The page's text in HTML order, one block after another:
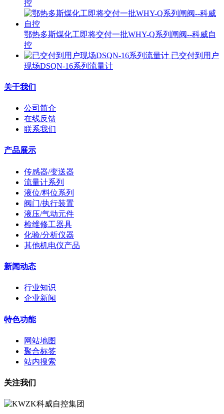
控
鄂热多斯煤化工即将交付一批WHY-Q系列闸阀--科威自
控
已交付到用户
现场DSQN-16系列流量计
关于我们
公司简介
在线反馈
联系我们
产品展示
传感器/变送器
流量计系列
液位/料位系列
阀门/执行装置
液压/气动元件
检维修工器具
化验/分析仪器
其他机电仪产品
新闻动态
行业知识
企业新闻
特色功能
网站地图
聚合标签
站内搜索
关注我们